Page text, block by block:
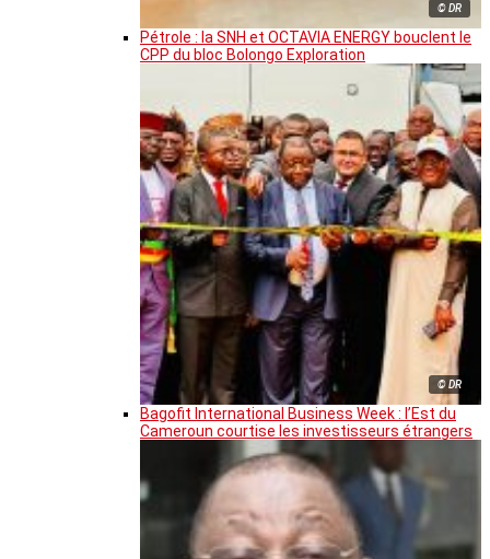
© DR
Pétrole : la SNH et OCTAVIA ENERGY bouclent le
CPP du bloc Bolongo Exploration
© DR
Bagofit International Business Week : l’Est du
Cameroun courtise les investisseurs étrangers